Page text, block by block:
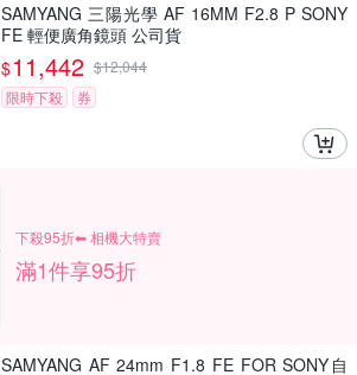
SAMYANG 三陽光學 AF 16MM F2.8 P SONY
FE 輕便廣角鏡頭 公司貨
$11,442 $12,044
限時下殺
券
下殺95折⬅︎ 相機大特賣
滿1件享95折
SAMYANG AF 24mm F1.8 FE FOR SONY自